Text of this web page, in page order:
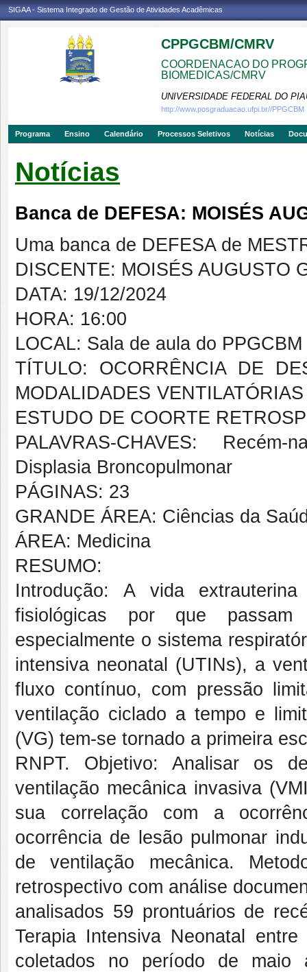
SIGAA - Sistema Integrado de Gestão de Atividades Acadêmicas
CPPGCBM/CMRV
COORDENACAO DO
BIOMEDICAS/CMRV
UNIVERSIDADE FEDERAL DO
http://www.posgraduacao.ufpi.br//PPGCBM
Programa Ensino Calendário Processos Seletivos Notícias
Notícias
Banca de DEFESA: MOISÉS
Uma banca de DEFESA de
DISCENTE: MOISÉS AUGUSTO
DATA: 19/12/2024
HORA: 16:00
LOCAL: Sala de aula do
TÍTULO: OCORRÊNCIA DE
MODALIDADES
ESTUDO DE COORTE
PALAVRAS-CHAVES:
Displasia Broncopulmonar
PÁGINAS: 23
GRANDE ÁREA: Ciências da
ÁREA: Medicina
RESUMO:
Introdução: A vida
fisiológicas por que passam
especialmente o sistema
intensiva neonatal (UTINs), a
fluxo contínuo, com pressão
ventilação ciclado a tempo e
(VG) tem-se tornado a primeira
RNPT. Objetivo: Analisar os
ventilação mecânica invasiva
sua correlação com a
ocorrência de lesão pulmonar
de ventilação mecânica.
retrospectivo com análise
analisados 59 prontuários de
Terapia Intensiva Neonatal
coletados no período de